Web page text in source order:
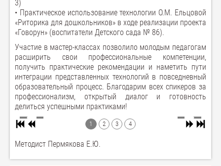
3)
• Практическое использование технологии О.М. Ельцовой
«Риторика для дошкольников» в ходе реализации проекта
«Говорун» (воспитатели Детского сада № 86).
Участие в мастер-классах позволило молодым педагогам
расширить свои профессиональные компетенции,
получить практические рекомендации и наметить пути
интеграции представленных технологий в повседневный
образовательный процесс. Благодарим всех спикеров за
профессионализм, открытый диалог и готовность
делиться успешными практиками!
1 2 3 4
Методист Пермякова Е.Ю.